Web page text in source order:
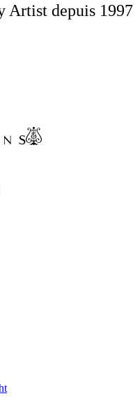
Artist depuis 1997